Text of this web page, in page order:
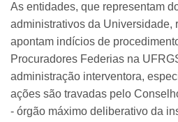
As entidades, que representam
administrativos da Universidade,
apontam indícios de
Procuradores Federias na
administração interventora,
ações são travadas pelo
- órgão máximo deliberativo da